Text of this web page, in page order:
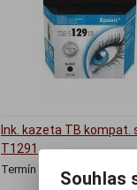
Ink. kazeta TB kompat.
T1291
Termín dodání (dny):
Souhlas